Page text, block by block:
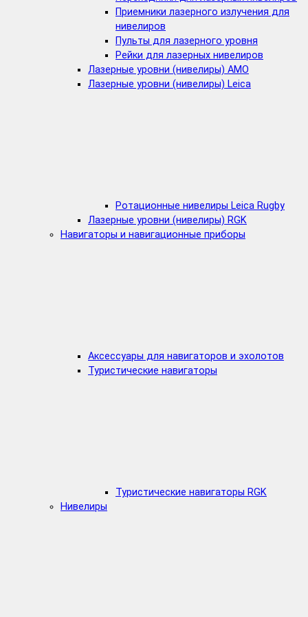
Приемники лазерного излучения для
нивелиров
Пульты для лазерного уровня
Рейки для лазерных нивелиров
Лазерные уровни (нивелиры) AMO
Лазерные уровни (нивелиры) Leica
Ротационные нивелиры Leica Rugby
Лазерные уровни (нивелиры) RGK
Навигаторы и навигационные приборы
Аксессуары для навигаторов и эхолотов
Туристические навигаторы
Туристические навигаторы RGK
Нивелиры